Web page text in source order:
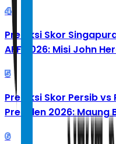
4
Prediksi Skor
AFF 2026: Misi John
5
Prediksi Skor Persib
Presiden 2026:
6